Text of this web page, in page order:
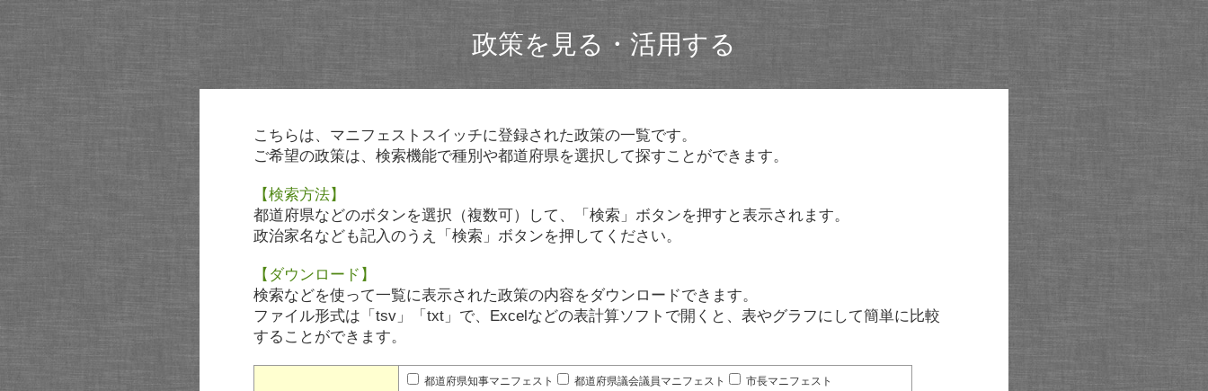
政策を見る・活用する
こちらは、マニフェストスイッチに登録された政策の一覧です。
ご希望の政策は、検索機能で種別や都道府県を選択して探すことができます。
【検索方法】
都道府県などのボタンを選択（複数可）して、「検索」ボタンを押すと表示されます。
政治家名なども記入のうえ「検索」ボタンを押してください。
【ダウンロード】
検索などを使って一覧に表示された政策の内容をダウンロードできます。
ファイル形式は「tsv」「txt」で、Excelなどの表計算ソフトで開くと、表やグラフにして簡単に比較
することができます。
都道府県知事マニフェスト 都道府県議会議員マニフェスト
市長マニフェスト